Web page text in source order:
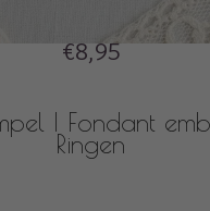
€8,95
| Fondant
Ringen